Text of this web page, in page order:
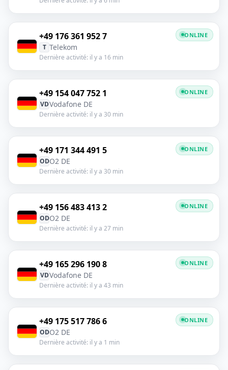
+49 176 361 952 7
T Telekom
Dernière activité: il y a 16 min
ONLINE
+49 154 047 752 1
VDVodafone DE
Dernière activité: il y a 30 min
ONLINE
+49 171 344 491 5
ODO2 DE
Dernière activité: il y a 30 min
ONLINE
+49 156 483 413 2
ODO2 DE
Dernière activité: il y a 27 min
ONLINE
+49 165 296 190 8
VDVodafone DE
Dernière activité: il y a 43 min
ONLINE
+49 175 517 786 6
ODO2 DE
Dernière activité: il y a 1 min
ONLINE